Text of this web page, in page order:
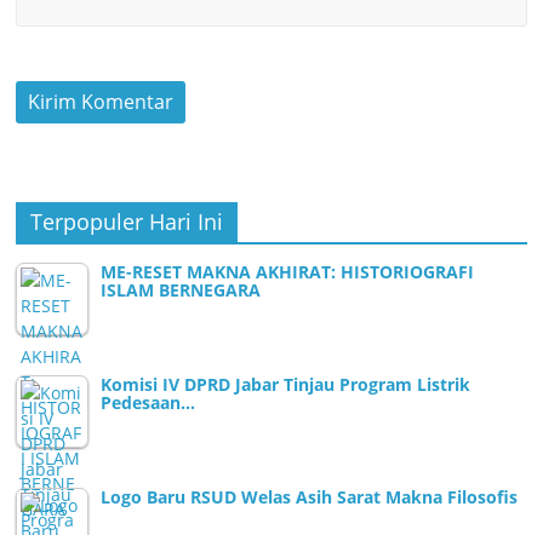
Terpopuler Hari Ini
ME-RESET MAKNA AKHIRAT: HISTORIOGRAFI
ISLAM BERNEGARA
Komisi IV DPRD Jabar Tinjau Program Listrik
Pedesaan…
Logo Baru RSUD Welas Asih Sarat Makna Filosofis